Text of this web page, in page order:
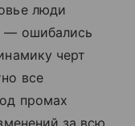
люди
— ошибались
черт
все
промах